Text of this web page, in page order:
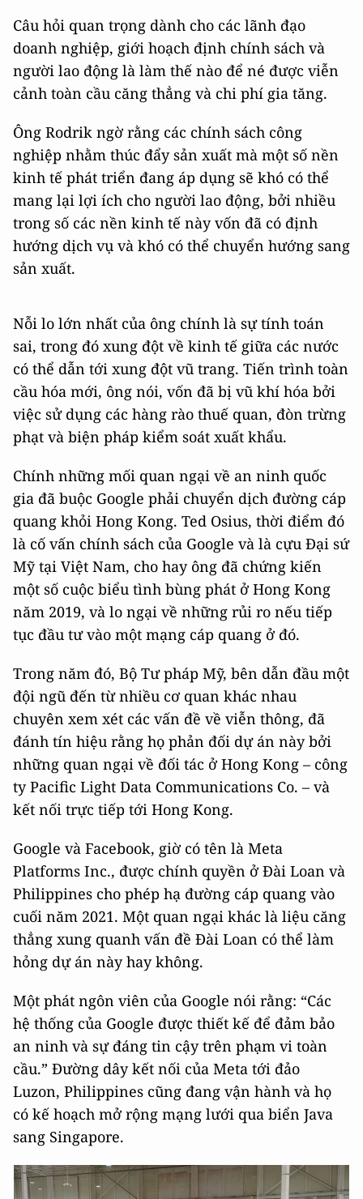
Câu hỏi quan trọng dành cho các lãnh đạo
doanh nghiệp, giới hoạch định chính sách và
người lao động là làm thế nào để né được viễn
cảnh toàn cầu căng thẳng và chi phí gia tăng.
Ông Rodrik ngờ rằng các chính sách công
nghiệp nhằm thúc đẩy sản xuất mà một số nền
kinh tế phát triển đang áp dụng sẽ khó có thể
mang lại lợi ích cho người lao động, bởi nhiều
trong số các nền kinh tế này vốn đã có định
hướng dịch vụ và khó có thể chuyển hướng sang
sản xuất.
Nỗi lo lớn nhất của ông chính là sự tính toán
sai, trong đó xung đột về kinh tế giữa các nước
có thể dẫn tới xung đột vũ trang. Tiến trình toàn
cầu hóa mới, ông nói, vốn đã bị vũ khí hóa bởi
việc sử dụng các hàng rào thuế quan, đòn trừng
phạt và biện pháp kiểm soát xuất khẩu.
Chính những mối quan ngại về an ninh quốc
gia đã buộc Google phải chuyển dịch đường cáp
quang khỏi Hong Kong. Ted Osius, thời điểm đó
là cố vấn chính sách của Google và là cựu Đại sứ
Mỹ tại Việt Nam, cho hay ông đã chứng kiến
một số cuộc biểu tình bùng phát ở Hong Kong
năm 2019, và lo ngại về những rủi ro nếu tiếp
tục đầu tư vào một mạng cáp quang ở đó.
Trong năm đó, Bộ Tư pháp Mỹ, bên dẫn đầu một
đội ngũ đến từ nhiều cơ quan khác nhau
chuyên xem xét các vấn đề về viễn thông, đã
đánh tín hiệu rằng họ phản đối dự án này bởi
những quan ngại về đối tác ở Hong Kong – công
ty Pacific Light Data Communications Co. – và
kết nối trực tiếp tới Hong Kong.
Google và Facebook, giờ có tên là Meta
Platforms Inc., được chính quyền ở Đài Loan và
Philippines cho phép hạ đường cáp quang vào
cuối năm 2021. Một quan ngại khác là liệu căng
thẳng xung quanh vấn đề Đài Loan có thể làm
hỏng dự án này hay không.
Một phát ngôn viên của Google nói rằng: “Các
hệ thống của Google được thiết kế để đảm bảo
an ninh và sự đáng tin cậy trên phạm vi toàn
cầu.” Đường dây kết nối của Meta tới đảo
Luzon, Philippines cũng đang vận hành và họ
có kế hoạch mở rộng mạng lưới qua biển Java
sang Singapore.